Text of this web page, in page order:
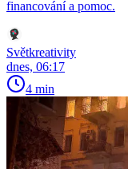
financování a pomoc.
Světkreativity
dnes, 06:17
4 min